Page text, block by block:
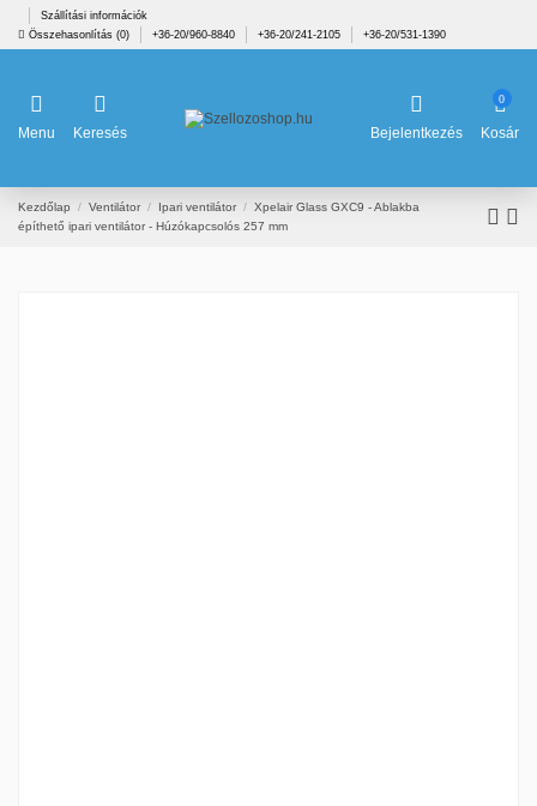
Szállítási információk
Összehasonlítás (0) +36-20/960-8840 +36-20/241-2105 +36-20/531-1390
Menu Keresés Bejelentkezés
0
Kosár
Kezdőlap Ventilátor Ipari ventilátor
Xpelair Glass GXC9 - Ablakba
építhető ipari ventilátor - Húzókapcsolós 257 mm